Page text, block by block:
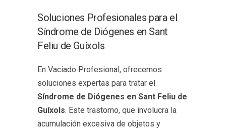
Soluciones Profesionales para el
Síndrome de Diógenes en Sant
Feliu de Guíxols
En Vaciado Profesional, ofrecemos
soluciones expertas para tratar el
Síndrome de Diógenes en Sant Feliu de
Guíxols. Este trastorno, que involucra la
acumulación excesiva de objetos y